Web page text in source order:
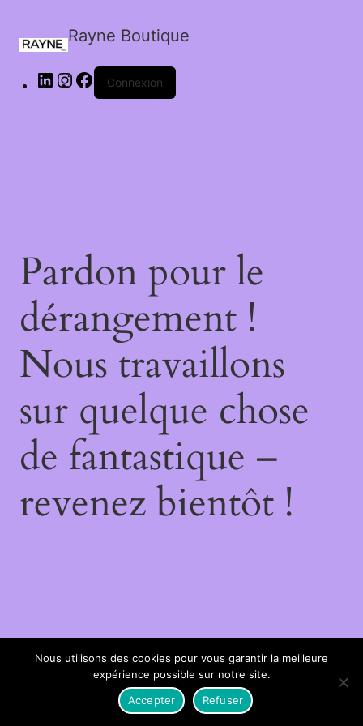
Rayne Boutique
Connexion
Pardon pour le
dérangement !
Nous travaillons
sur quelque chose
de fantastique –
revenez bientôt !
Nous utilisons des cookies pour vous garantir la meilleure
expérience possible sur notre site.
Accepter
Refuser